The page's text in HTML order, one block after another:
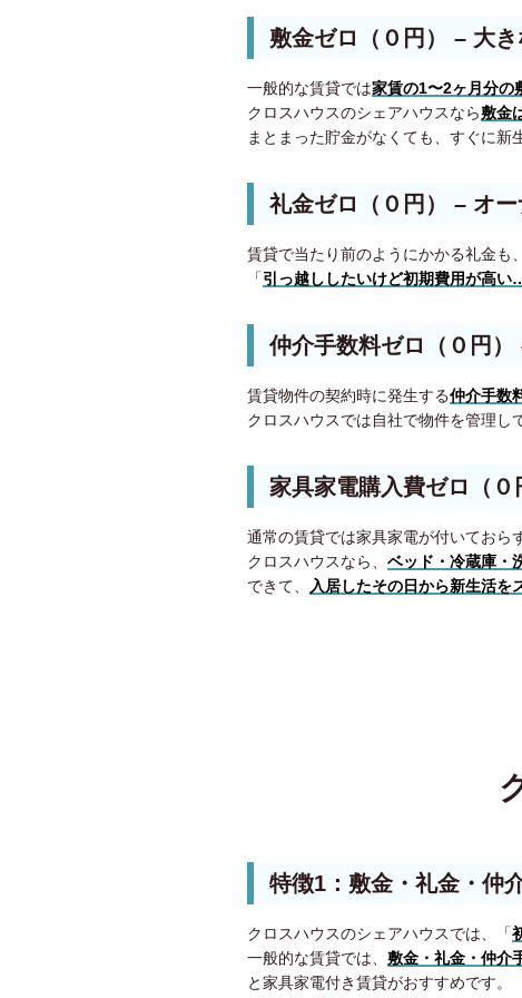
敷金ゼロ（０円） – 大き
一般的な賃貸では家賃の1〜2ヶ月分の
クロスハウスのシェアハウスなら敷金
まとまった貯金がなくても、すぐに新
礼金ゼロ（０円） – オー
賃貸で当たり前のようにかかる礼金も、
「引っ越ししたいけど初期費用が高い
仲介手数料ゼロ（０円）
賃貸物件の契約時に発生する仲介手数
クロスハウスでは自社で物件を管理し
家具家電購入費ゼロ（０
通常の賃貸では家具家電が付いておら
クロスハウスなら、 ベッド・冷蔵庫・
できて、
入居したその日から新生活を
特徴1：敷金・礼金・仲
クロスハウスのシェアハウスでは、「
一般的な賃貸では、 敷金・礼金・仲介
と家具家電付き賃貸がおすすめです。